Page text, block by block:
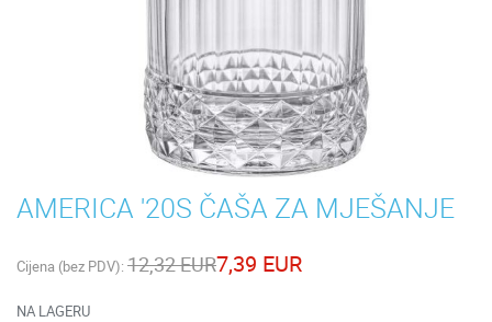
AMERICA '20S ČAŠA ZA MJEŠANJE
Cijena (bez PDV): 12,32 EUR7,39 EUR
NA LAGERU